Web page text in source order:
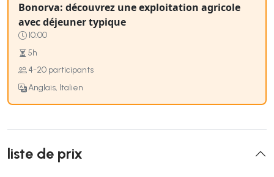
Bonorva: découvrez une exploitation agricole
avec déjeuner typique
10:00
5h
4-20 participants
Anglais, Italien
liste de prix